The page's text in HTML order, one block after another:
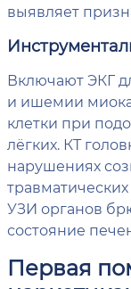
выявляет
Включают ЭКГ
и ишемии
клетки при
лёгких. КТ
нарушениях
УЗИ органов
состояние
Первая